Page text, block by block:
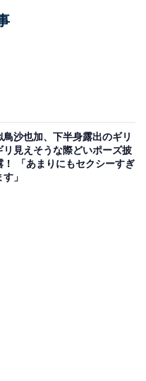
鳥沙也加、下半身露出のギリ
リ見えそうな際どいポーズ披
！ 「あまりにもセクシーすぎ
す」